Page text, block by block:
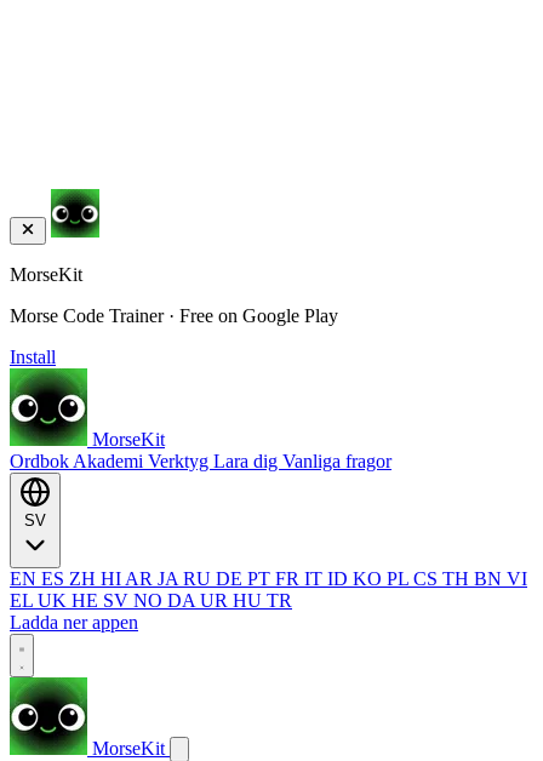
MorseKit
Morse Code Trainer · Free on Google Play
Install
MorseKit
Ordbok Akademi Verktyg Lara dig Vanliga fragor
EN ES ZH HI AR JA RU DE PT FR IT ID KO PL CS TH BN VI
EL UK HE SV NO DA UR HU TR
Ladda ner appen
MorseKit